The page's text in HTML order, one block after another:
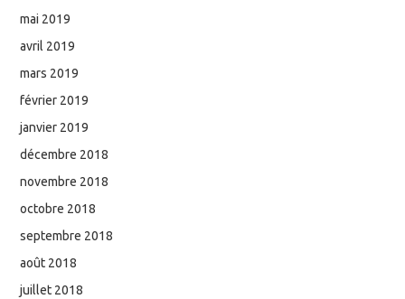
mai 2019
avril 2019
mars 2019
février 2019
janvier 2019
décembre 2018
novembre 2018
octobre 2018
septembre 2018
août 2018
juillet 2018